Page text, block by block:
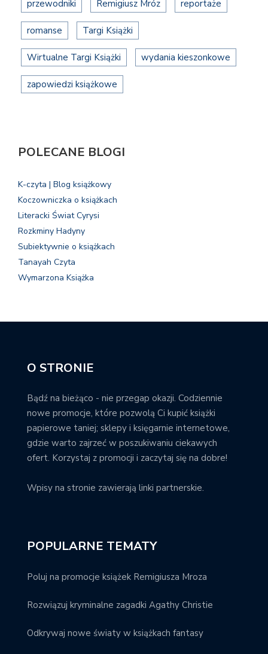
przewodniki Remigiusz Mróz reportaże
romanse Targi Książki
Wirtualne Targi Książki wydania kieszonkowe
zapowiedzi książkowe
POLECANE BLOGI
K-czyta | Blog książkowy
Koczowniczka o książkach
Literacki Świat Cyrysi
Rozkminy Hadyny
Subiektywnie o książkach
Tanayah Czyta
Wymarzona Książka
O STRONIE
Bądź na bieżąco - nie przegap okazji. Codziennie
nowe promocje, które pozwolą Ci kupić książki
papierowe taniej; sklepy i księgarnie internetowe,
gdzie warto zajrzeć w poszukiwaniu ciekawych
ofert. Korzystaj z promocji i zaczytaj się na dobre!
Wpisy na stronie zawierają linki partnerskie.
POPULARNE TEMATY
Poluj na promocje książek Remigiusza Mroza
Rozwiązuj kryminalne zagadki Agathy Christie
Odkrywaj nowe światy w książkach fantasy